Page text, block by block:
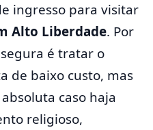
ingresso para visitar
Alto Liberdade. Por
é tratar o
de baixo custo, mas
caso haja
religioso,